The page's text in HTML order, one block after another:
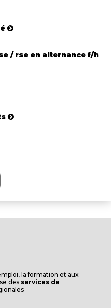
/ rse en alternance f/h
la formation et aux
des services de